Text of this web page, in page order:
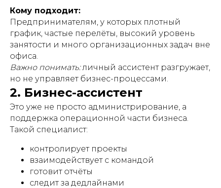
Кому подходит:
Предпринимателям, у которых плотный
график, частые перелёты, высокий уровень
занятости и много организационных задач вне
офиса.
Важно понимать:личный ассистент разгружает,
но не управляет бизнес-процессами.
2. Бизнес-ассистент
Это уже не просто администрирование, а
поддержка операционной части бизнеса.
Такой специалист:
контролирует проекты
взаимодействует с командой
готовит отчёты
следит за дедлайнами